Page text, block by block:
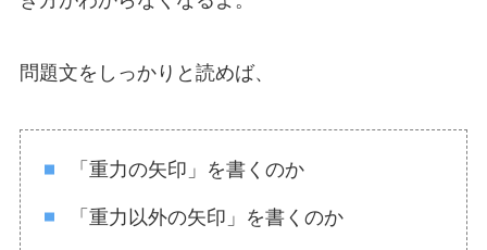
問題文をしっかりと読めば、
「重力の矢印」を書くのか
「重力以外の矢印」を書くのか